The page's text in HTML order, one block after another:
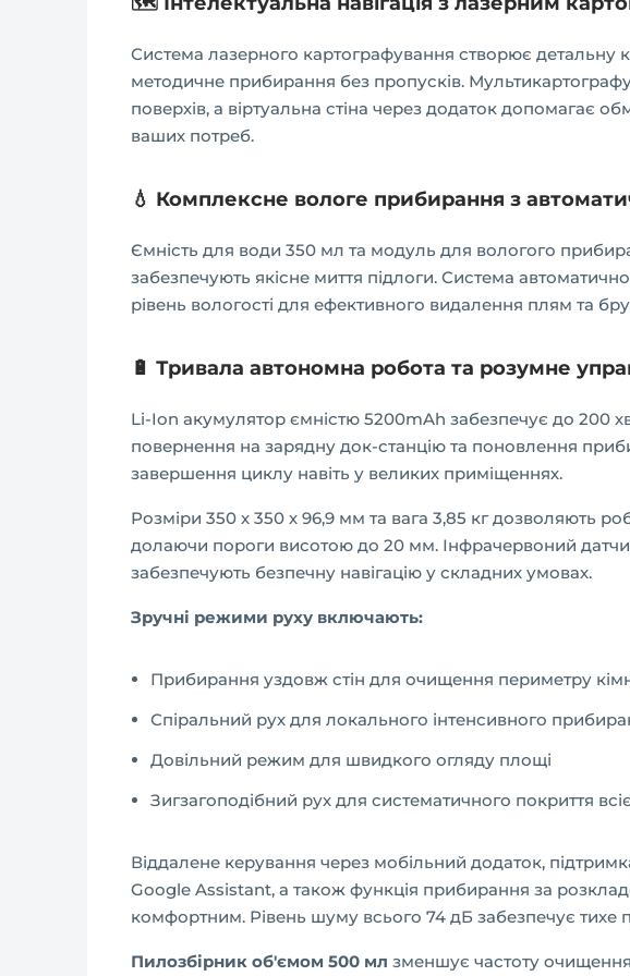
Система лазерного картографування створює детальну
методичне прибирання без пропусків.
поверхів, а віртуальна стіна через додаток допомагає
ваших потреб.
💧 Комплексне вологе прибирання з
Ємність для води 350 мл та модуль для вологого
забезпечують якісне миття підлоги. Система
рівень вологості для ефективного видалення плям та
🔋 Тривала автономна робота та розумне
Li-Ion акумулятор ємністю 5200mAh забезпечує до 200
повернення на зарядну док-станцію та поновлення
завершення циклу навіть у великих приміщеннях.
Розміри 350 х 350 х 96,9 мм та вага 3,85 кг дозволяють
долаючи пороги висотою до 20 мм. Інфрачервоний
забезпечують безпечну навігацію у складних умовах.
Зручні режими руху включають:
Прибирання уздовж стін для очищення периметру
Спіральний рух для локального інтенсивного
Довільний режим для швидкого огляду площі
Зигзагоподібний рух для систематичного покриття
Віддалене керування через мобільний додаток,
Google Assistant, а також функція прибирання за
комфортним. Рівень шуму всього 74 дБ забезпечує тихе
Пилозбірник об'ємом 500 мл зменшує частоту